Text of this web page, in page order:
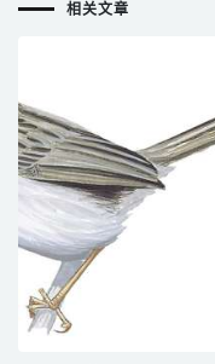
相关文章